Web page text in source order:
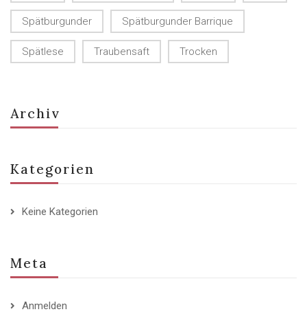
Spätburgunder Spätburgunder Barrique
Spätlese Traubensaft Trocken
Archiv
Kategorien
Keine Kategorien
Meta
Anmelden